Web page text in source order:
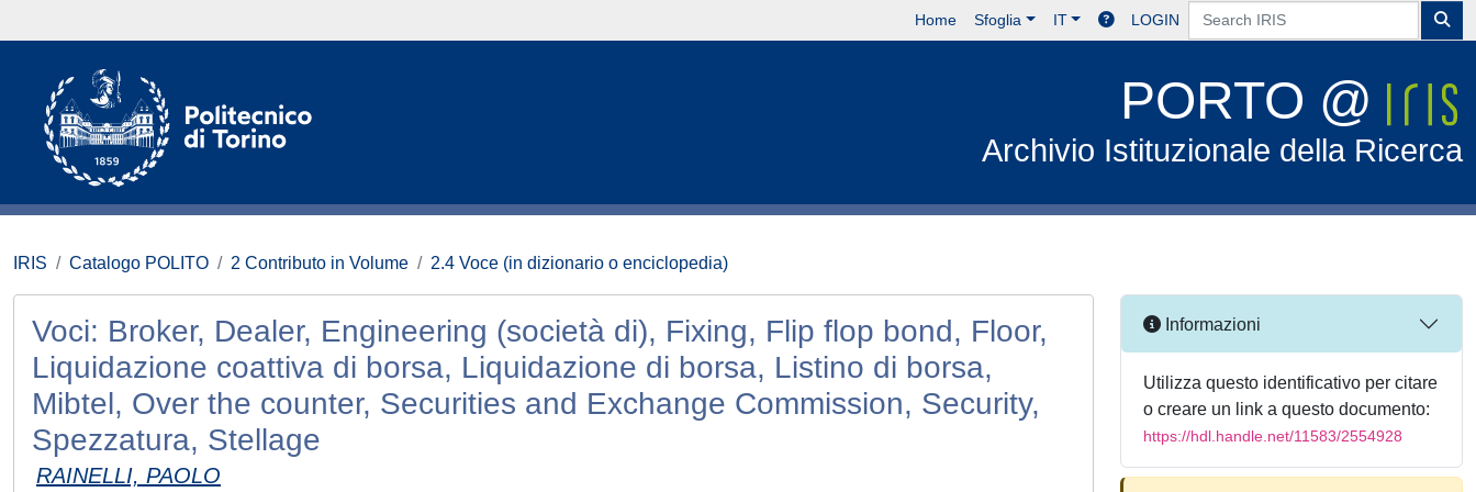
Home Sfoglia IT LOGIN
PORTO @
Archivio Istituzionale della Ricerca
IRIS Catalogo POLITO 2 Contributo in Volume 2.4 Voce (in dizionario o enciclopedia)
Voci: Broker, Dealer, Engineering (società di), Fixing, Flip flop bond, Floor,
Liquidazione coattiva di borsa, Liquidazione di borsa, Listino di borsa,
Mibtel, Over the counter, Securities and Exchange Commission, Security,
Spezzatura, Stellage
RAINELLI, PAOLO
Informazioni
Utilizza questo identificativo per citare
o creare un link a questo documento:
https://hdl.handle.net/11583/2554928